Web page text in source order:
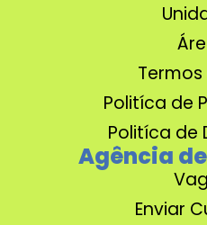
Termos
Politíca de
Politíca de
Agência
Enviar